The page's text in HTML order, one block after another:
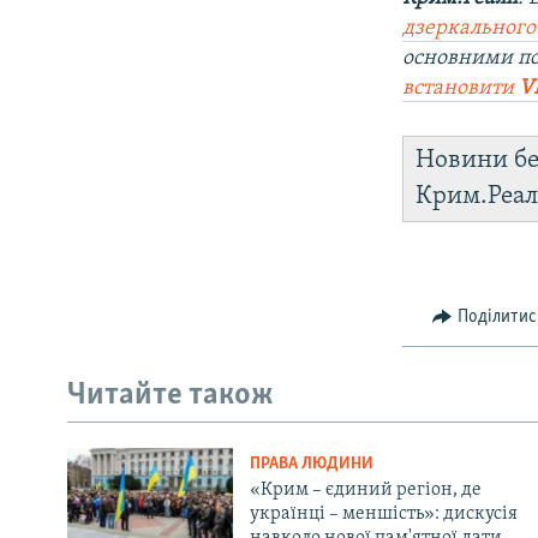
основними
встановити
Новини
Читайте також
ПРАВА ЛЮДИНИ
«Крим – єдиний регіон, де
українці – меншість»: дискусія